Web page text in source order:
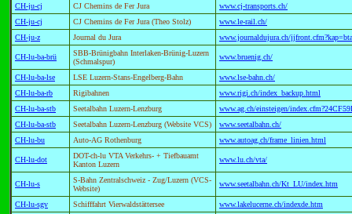
CH-ju-cj
CJ Chemins de Fer Jura
www.cj-transports.ch/
CH-ju-cj
CJ Chemins de Fer Jura (Theo Stolz)
www.le-rail.ch/
CH-ju-z
Journal du Jura www.journaldujura.ch/
CH-lu-ba-brü
SBB-Brünigbahn Interlaken-Brünig-Luzern
(Schmalspur)
www.bruenig.ch/
CH-lu-ba-lse LSE Luzern-Stans-Engelberg-Bahn
www.lse-bahn.ch/
CH-lu-ba-rb
Rigibahnen
www.rigi.ch/index_backup.html
CH-lu-ba-stb
Seetalbahn Luzern-Lenzburg
www.ag.ch/einsteigen/
CH-lu-ba-stb
Seetalbahn Luzern-Lenzburg (Website VCS)
www.seetalbahn.ch/
CH-lu-bu
Auto-AG Rothenburg www.autoag.ch/frame_linien.html
CH-lu-dot
DOT-ch-lu VTA Verkehrs- + Tiefbauamt
Kanton Luzern
www.lu.ch/vta/
CH-lu-s
S-Bahn Zentralschweiz - Zug/Luzern (VCS-
Website)
www.seetalbahn.ch/Kt_LU/index.htm
CH-lu-sgv Schifffahrt Vierwaldstättersee
www.lakelucerne.ch/indexde.htm